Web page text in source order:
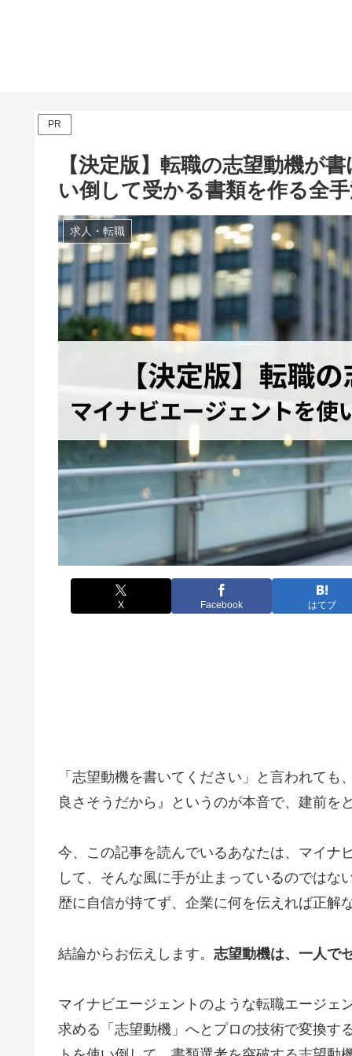
PR
【決定版】転職の志望動機が
い倒して受かる書類を作る全
求人・転職
X Facebook はてブ
「志望動機を書いてください」と言われて
良さそうだから』というのが本音で、建前
今、この記事を読んでいるあなたは、マイナ
して、そんな風に手が止まっているのでは
歴に自信が持てず、企業に何を伝えれば正解
結論からお伝えします。 志望動機は、一人で
マイナビエージェントのような転職エージェ
求める「志望動機」へとプロの技術で変換す